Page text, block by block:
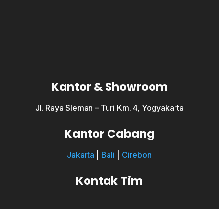
Kantor & Showroom
Jl. Raya Sleman – Turi Km. 4, Yogyakarta
Kantor Cabang
Jakarta Bali Cirebon
Kontak Tim